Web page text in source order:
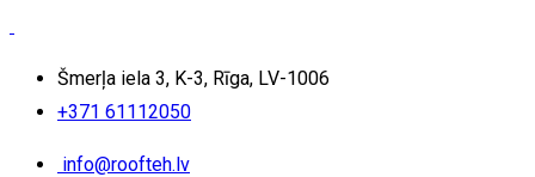
Šmerļa iela 3, K-3, Rīga, LV-1006
+371 61112050
info@roofteh.lv